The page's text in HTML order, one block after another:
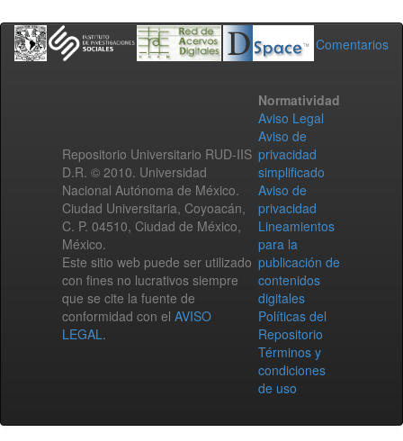
Comentarios
Repositorio Universitario RUD-IIS
D.R. © 2010. Universidad
Nacional Autónoma de México.
Ciudad Universitaria, Coyoacán,
C. P. 04510, Ciudad de México,
México.
Este sitio web puede ser utilizado
con fines no lucrativos siempre
que se cite la fuente de
conformidad con el AVISO
LEGAL.
Normatividad
Aviso Legal
Aviso de
privacidad
simplificado
Aviso de
privacidad
Lineamientos
para la
publicación de
contenidos
digitales
Políticas del
Repositorio
Términos y
condiciones
de uso